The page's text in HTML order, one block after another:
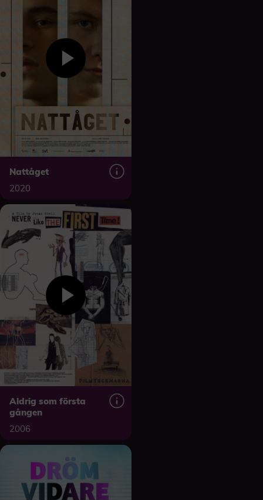
Nattåget
2020
Aldrig som första
gången
2006